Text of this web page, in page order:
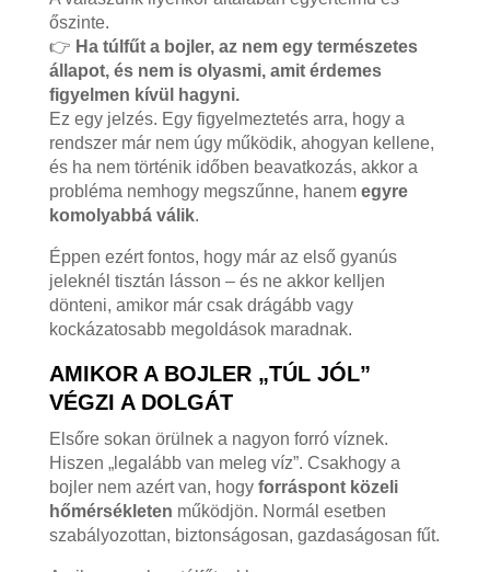
őszinte.
👉 Ha túlfűt a bojler, az nem egy természetes
állapot, és nem is olyasmi, amit érdemes
figyelmen kívül hagyni.
Ez egy jelzés. Egy figyelmeztetés arra, hogy a
rendszer már nem úgy működik, ahogyan kellene,
és ha nem történik időben beavatkozás, akkor a
probléma nemhogy megszűnne, hanem egyre
komolyabbá válik.
Éppen ezért fontos, hogy már az első gyanús
jeleknél tisztán lásson – és ne akkor kelljen
dönteni, amikor már csak drágább vagy
kockázatosabb megoldások maradnak.
AMIKOR A BOJLER „TÚL JÓL”
VÉGZI A DOLGÁT
Elsőre sokan örülnek a nagyon forró víznek.
Hiszen „legalább van meleg víz”. Csakhogy a
bojler nem azért van, hogy forráspont közeli
hőmérsékleten működjön. Normál esetben
szabályozottan, biztonságosan, gazdaságosan fűt.